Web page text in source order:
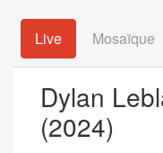
Live Mosaïque
Dylan
(2024)